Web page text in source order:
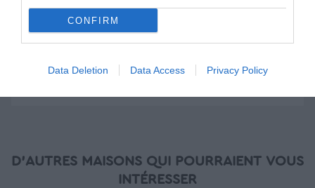
CONFIRM
Data Deletion Data Access Privacy Policy
À partir de
262 000€ TTC
Je la veux !
D'AUTRES MAISONS QUI POURRAIENT VOUS
INTÉRESSER